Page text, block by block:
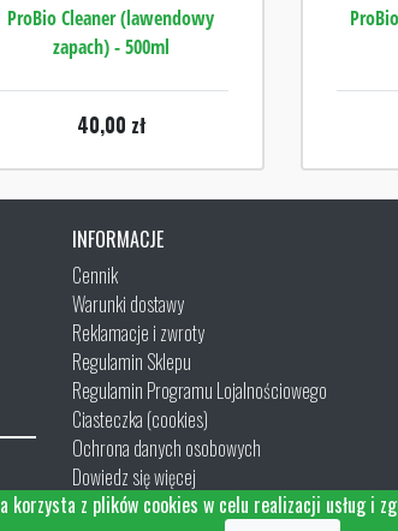
ProBio Cleaner (lawendowy
zapach) - 500ml
40,00 zł
INFORMACJE
Cennik
Warunki dostawy
Reklamacje i zwroty
Regulamin Sklepu
Regulamin Programu Lojalnościowego
Ciasteczka (cookies)
Ochrona danych osobowych
Dowiedz się więcej
Kontakt
korzysta z plików cookies w celu realizacji usług i